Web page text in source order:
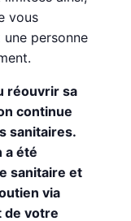
vous
personne
réouvrir sa
continue
sanitaires.
a été
sanitaire et
via
de votre